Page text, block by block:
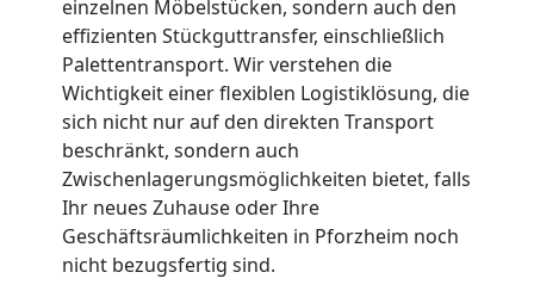
einzelnen Möbelstücken, sondern auch den
effizienten Stückguttransfer, einschließlich
Palettentransport. Wir verstehen die
Wichtigkeit einer flexiblen Logistiklösung, die
sich nicht nur auf den direkten Transport
beschränkt, sondern auch
Zwischenlagerungsmöglichkeiten bietet, falls
Ihr neues Zuhause oder Ihre
Geschäftsräumlichkeiten in Pforzheim noch
nicht bezugsfertig sind.
Nationaler
Umzug